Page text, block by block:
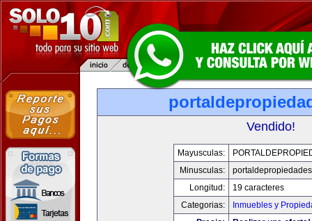
Vendido!
Mayusculas:
Minusculas:
Longitud:
19 caracteres
Categorias:
Inmuebles y